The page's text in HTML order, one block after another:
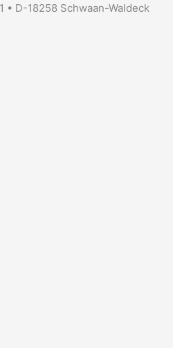
D-18258 Schwaan-Waldeck